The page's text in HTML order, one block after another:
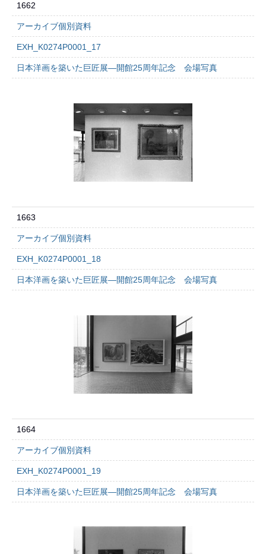
1662
アーカイブ個別資料
EXH_K0274P0001_17
日本洋画を築いた巨匠展―開館25周年記念 会場写真
1663
アーカイブ個別資料
EXH_K0274P0001_18
日本洋画を築いた巨匠展―開館25周年記念 会場写真
1664
アーカイブ個別資料
EXH_K0274P0001_19
日本洋画を築いた巨匠展―開館25周年記念 会場写真